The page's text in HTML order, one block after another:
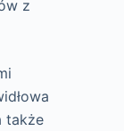
z
także